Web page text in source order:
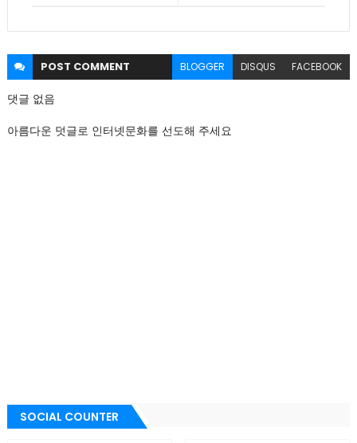
POST COMMENT BLOGGER DISQUS FACEBOOK
댓글 없음
아름다운 덧글로 인터넷문화를 선도해 주세요
SOCIAL COUNTER